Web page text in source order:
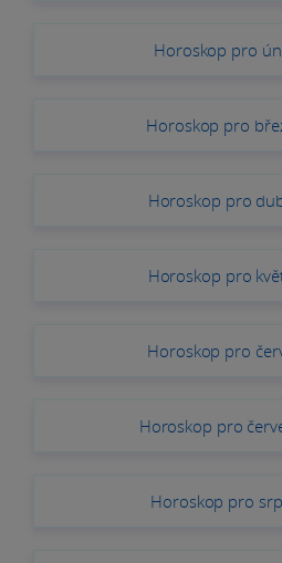
Horoskop pro
Horoskop pro
Horoskop pro
Horoskop pro
Horoskop pro
Horoskop pro
Horoskop pro